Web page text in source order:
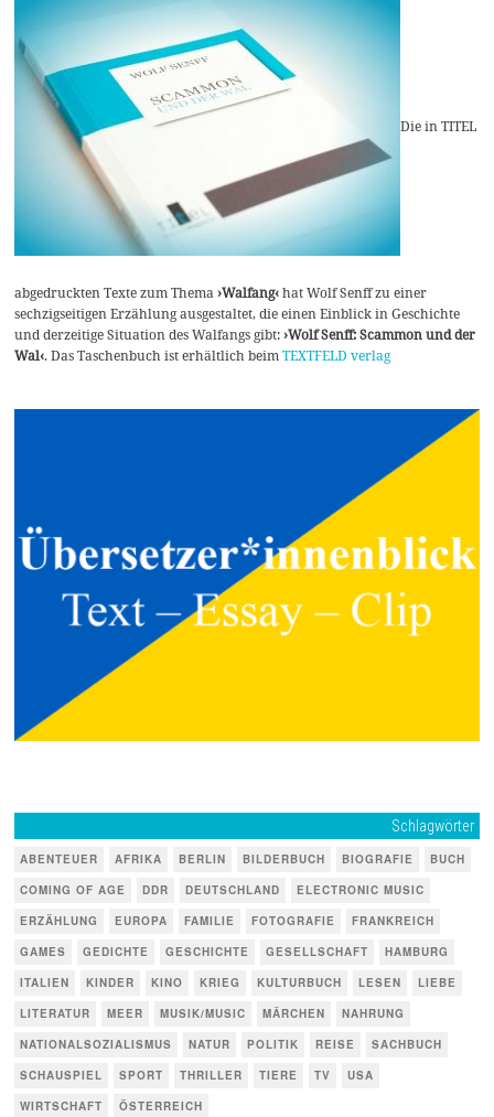
Die in TITEL
abgedruckten Texte zum Thema›Walfang‹hat Wolf Senff zu einer
sechzigseitigen Erzählung ausgestaltet, die einen Einblick in Geschichte
und derzeitige Situation des Walfangs gibt:›Wolf Senff: Scammon und der
Wal‹. Das Taschenbuch ist erhältlich beimTEXTFELD verlag
Schlagwörter
ABENTEUER AFRIKA BERLIN BILDERBUCH BIOGRAFIE
BUCH
COMING OF AGE
DDR DEUTSCHLAND
ELECTRONIC MUSIC
ERZÄHLUNG
EUROPA FAMILIE FOTOGRAFIE
FRANKREICH
GAMES
GEDICHTE GESCHICHTE GESELLSCHAFT
HAMBURG
ITALIEN
KINDER KINO KRIEG KULTURBUCH LESEN
LIEBE
LITERATUR
MEER MUSIK/MUSIC MÄRCHEN
NAHRUNG
NATIONALSOZIALISMUS
NATUR POLITIK REISE
SACHBUCH
SCHAUSPIEL
SPORT THRILLER TIERE TV
USA
WIRTSCHAFT
ÖSTERREICH